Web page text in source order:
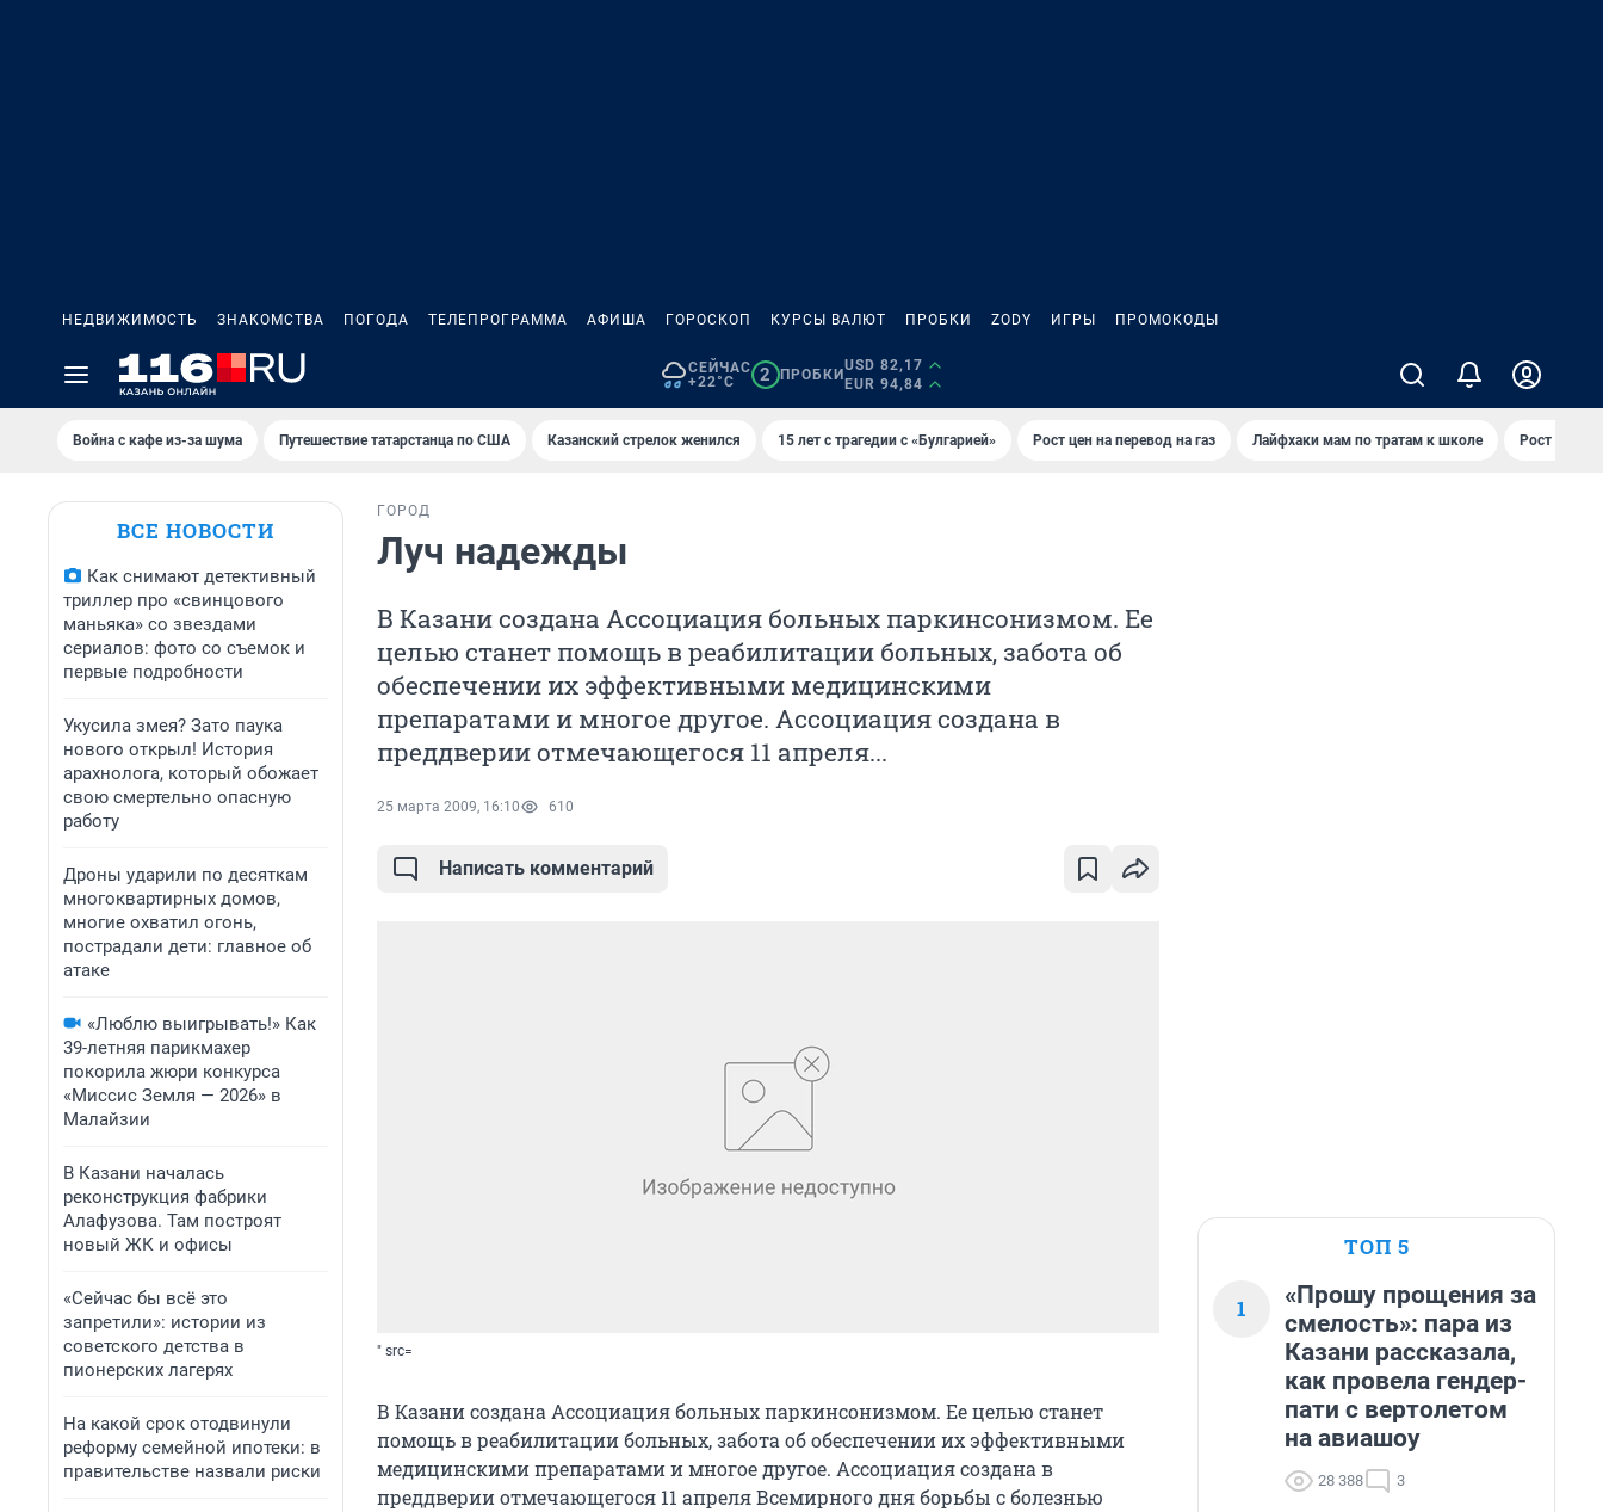
НЕДВИЖИМОСТЬ ЗНАКОМСТВА ПОГОДА ТЕЛЕПРОГРАММА АФИША ГОРОСКОП КУРСЫ ВАЛЮТ ПРОБКИ ZODY ИГРЫ ПРОМОКОДЫ
СЕЙЧАС
+22°C
2 ПРОБКИ
USD 82,17
EUR 94,84
Война с кафе из-за шума Путешествие татарстанца по США Казанский стрелок женился 15 лет с трагедии с «Булгарией» Рост цен на перевод на газ Лайфхаки мам по тратам к школе Рост цен на
ВСЕ НОВОСТИ
Как снимают детективный
триллер про «свинцового
маньяка» со звездами
сериалов: фото со съемок и
первые подробности
Укусила змея? Зато паука
нового открыл! История
арахнолога, который обожает
свою смертельно опасную
работу
Дроны ударили по десяткам
многоквартирных домов,
многие охватил огонь,
пострадали дети: главное об
атаке
«Люблю выигрывать!» Как
39-летняя парикмахер
покорила жюри конкурса
«Миссис Земля — 2026» в
Малайзии
В Казани началась
реконструкция фабрики
Алафузова. Там построят
новый ЖК и офисы
«Сейчас бы всё это
запретили»: истории из
советского детства в
пионерских лагерях
На какой срок отодвинули
реформу семейной ипотеки: в
правительстве назвали риски
ГОРОД
Луч надежды
В Казани создана Ассоциация больных паркинсонизмом. Ее
целью станет помощь в реабилитации больных, забота об
обеспечении их эффективными медицинскими
препаратами и многое другое. Ассоциация создана в
преддверии отмечающегося 11 апреля...
25 марта 2009, 16:10 610
Написать комментарий
" src=
В Казани создана Ассоциация больных паркинсонизмом. Ее целью станет
помощь в реабилитации больных, забота об обеспечении их эффективными
медицинскими препаратами и многое другое. Ассоциация создана в
преддверии отмечающегося 11 апреля Всемирного дня борьбы с болезнью
ТОП 5
1
«Прошу прощения за
смелость»: пара из
Казани рассказала,
как провела гендер-
пати с вертолетом
на авиашоу
28 388 3